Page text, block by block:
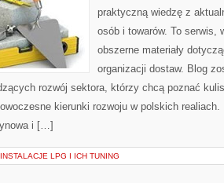
praktyczną wiedzę z
osób i towarów. To serwis,
obszerne materiały
organizacji dostaw. Blog
rozwój sektora, którzy chcą poznać
kierunki rozwoju w polskich
i […]
INSTALACJE LPG I ICH TUNING